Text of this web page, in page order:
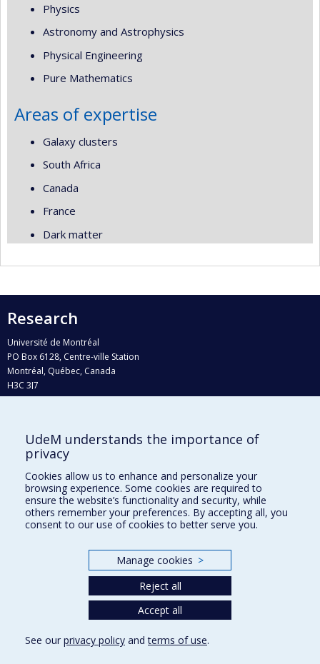
Physics
Astronomy and Astrophysics
Physical Engineering
Pure Mathematics
Areas of expertise
Galaxy clusters
South Africa
Canada
France
Dark matter
Research
Université de Montréal
PO Box 6128, Centre-ville Station
Montréal, Québec, Canada
H3C 3J7
Who does what?
Find us
Site map
Accessibility
UdeM understands the importance of
privacy
Cookies allow us to enhance and personalize your
browsing experience. Some cookies are required to
ensure the website’s functionality and security, while
others remember your preferences. By accepting all, you
consent to our use of cookies to better serve you.
Manage cookies >
Reject all
Accept all
See our privacy policy andterms of use.